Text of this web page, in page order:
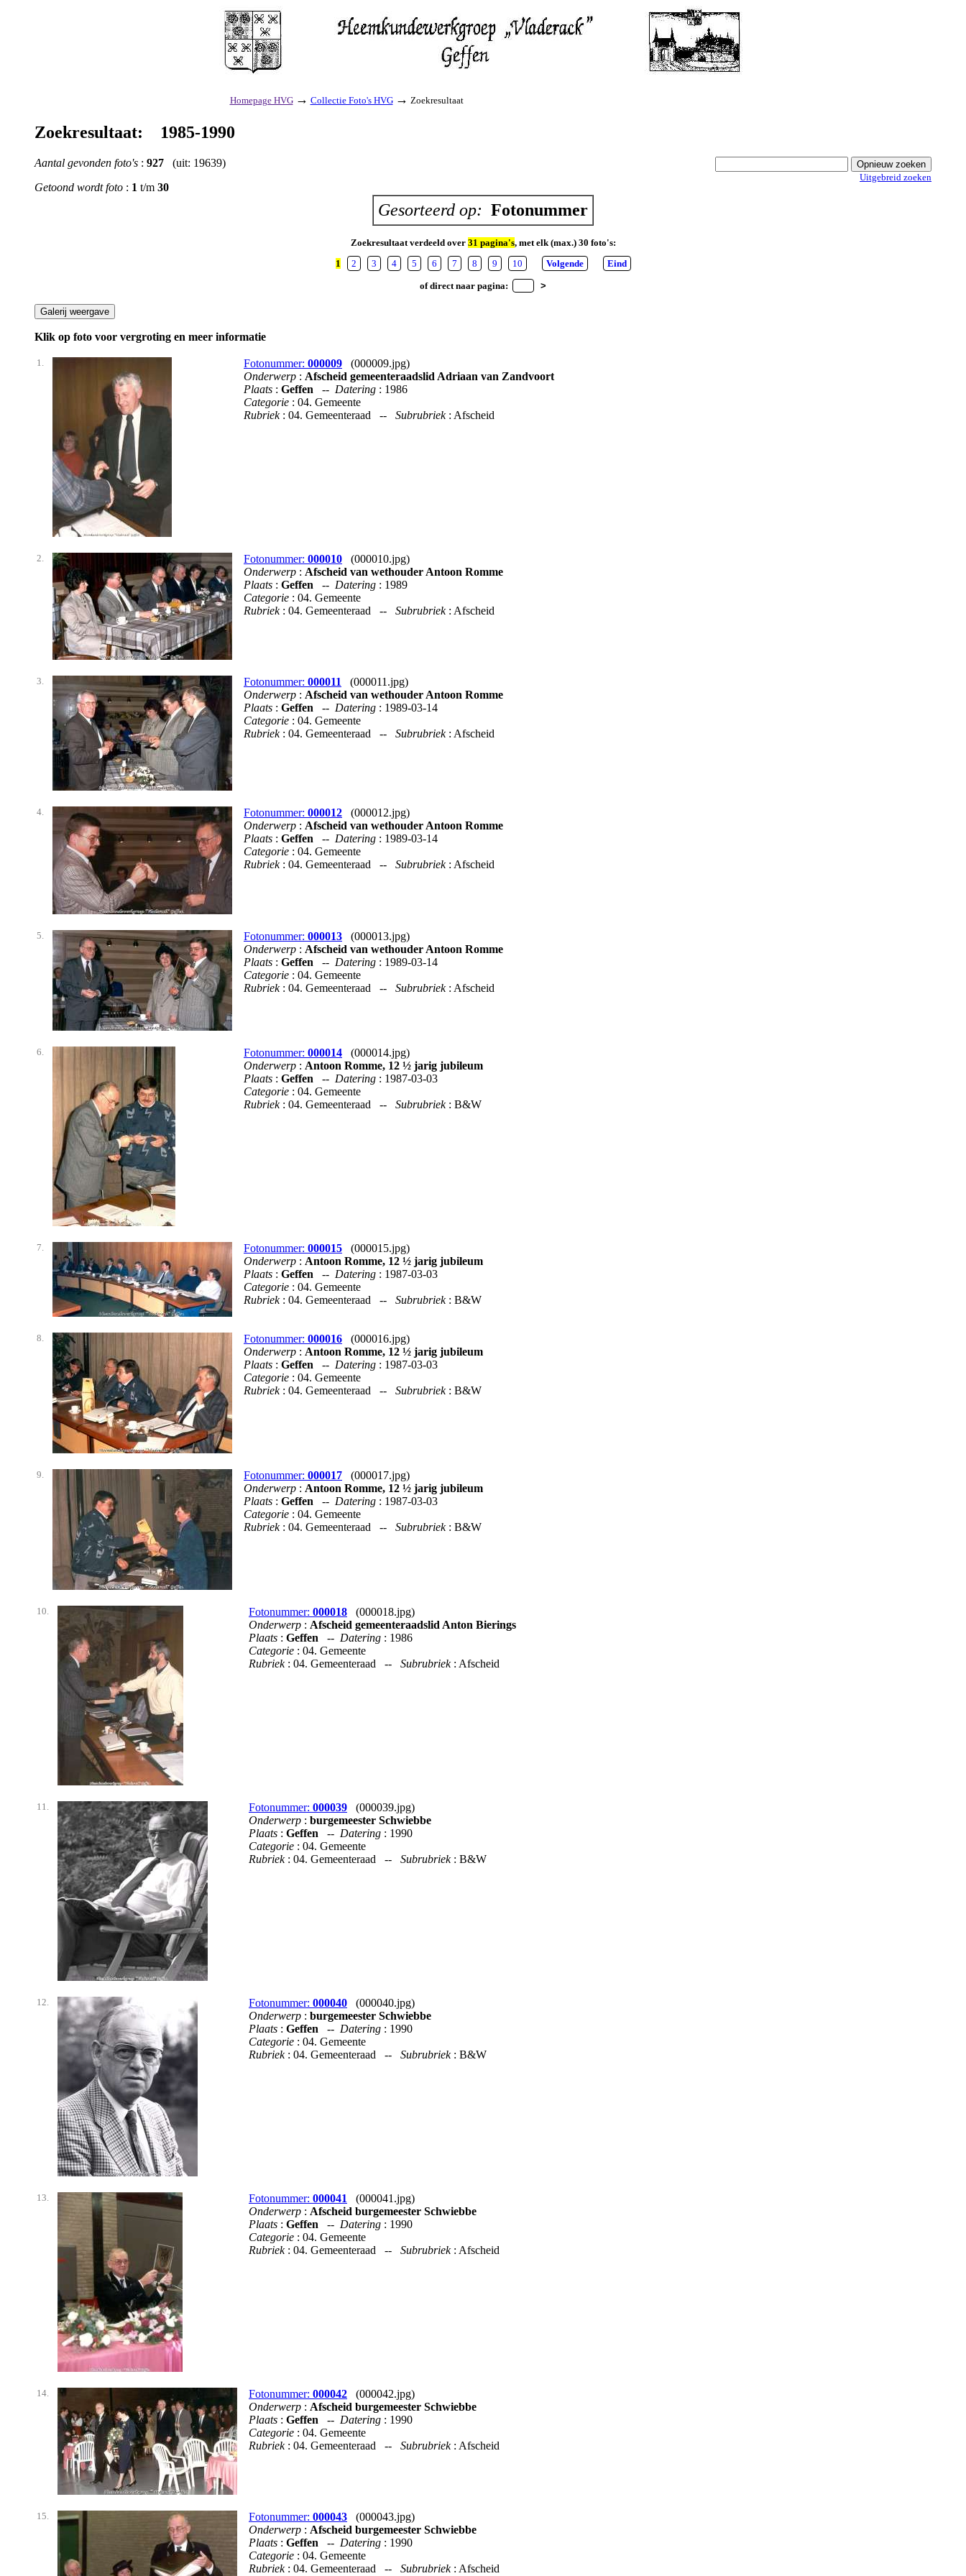
Homepage HVG → Collectie Foto's HVG → Zoekresultaat
Zoekresultaat: 1985-1990
Aantal gevonden foto's : 927 (uit: 19639)
Getoond wordt foto : 1 t/m 30
Uitgebreid zoeken
Gesorteerd op: Fotonummer
Zoekresultaat verdeeld over 31 pagina's, met elk (max.) 30 foto's:
1
2 3 4 5 6 7 8 9 10 Volgende Eind
of direct naar pagina:
Klik op foto voor vergroting en meer informatie
1. Fotonummer: 000009 (000009.jpg)
Onderwerp : Afscheid gemeenteraadslid Adriaan van Zandvoort
Plaats : Geffen -- Datering : 1986
Categorie : 04. Gemeente
Rubriek : 04. Gemeenteraad -- Subrubriek : Afscheid
2. Fotonummer: 000010 (000010.jpg)
Onderwerp : Afscheid van wethouder Antoon Romme
Plaats : Geffen -- Datering : 1989
Categorie : 04. Gemeente
Rubriek : 04. Gemeenteraad -- Subrubriek : Afscheid
3. Fotonummer: 000011
(000011.jpg)
Onderwerp : Afscheid van wethouder Antoon Romme
Plaats : Geffen -- Datering : 1989-03-14
Categorie : 04. Gemeente
Rubriek : 04. Gemeenteraad -- Subrubriek : Afscheid
4. Fotonummer: 000012 (000012.jpg)
Onderwerp : Afscheid van wethouder Antoon Romme
Plaats : Geffen -- Datering : 1989-03-14
Categorie : 04. Gemeente
Rubriek : 04. Gemeenteraad -- Subrubriek : Afscheid
5. Fotonummer: 000013 (000013.jpg)
Onderwerp : Afscheid van wethouder Antoon Romme
Plaats : Geffen -- Datering : 1989-03-14
Categorie : 04. Gemeente
Rubriek : 04. Gemeenteraad -- Subrubriek : Afscheid
6. Fotonummer: 000014 (000014.jpg)
Onderwerp : Antoon Romme, 12 ½ jarig jubileum
Plaats : Geffen -- Datering : 1987-03-03
Categorie : 04. Gemeente
Rubriek : 04. Gemeenteraad -- Subrubriek : B&W
7. Fotonummer: 000015 (000015.jpg)
Onderwerp : Antoon Romme, 12 ½ jarig jubileum
Plaats : Geffen -- Datering : 1987-03-03
Categorie : 04. Gemeente
Rubriek : 04. Gemeenteraad -- Subrubriek : B&W
8. Fotonummer: 000016 (000016.jpg)
Onderwerp : Antoon Romme, 12 ½ jarig jubileum
Plaats : Geffen -- Datering : 1987-03-03
Categorie : 04. Gemeente
Rubriek : 04. Gemeenteraad -- Subrubriek : B&W
9. Fotonummer: 000017 (000017.jpg)
Onderwerp : Antoon Romme, 12 ½ jarig jubileum
Plaats : Geffen -- Datering : 1987-03-03
Categorie : 04. Gemeente
Rubriek : 04. Gemeenteraad -- Subrubriek : B&W
10. Fotonummer: 000018 (000018.jpg)
Onderwerp : Afscheid gemeenteraadslid Anton Bierings
Plaats : Geffen -- Datering : 1986
Categorie : 04. Gemeente
Rubriek : 04. Gemeenteraad -- Subrubriek : Afscheid
11. Fotonummer: 000039 (000039.jpg)
Onderwerp : burgemeester Schwiebbe
Plaats : Geffen -- Datering : 1990
Categorie : 04. Gemeente
Rubriek : 04. Gemeenteraad -- Subrubriek : B&W
12. Fotonummer: 000040 (000040.jpg)
Onderwerp : burgemeester Schwiebbe
Plaats : Geffen -- Datering : 1990
Categorie : 04. Gemeente
Rubriek : 04. Gemeenteraad -- Subrubriek : B&W
13. Fotonummer: 000041
(000041.jpg)
Onderwerp : Afscheid burgemeester Schwiebbe
Plaats : Geffen -- Datering : 1990
Categorie : 04. Gemeente
Rubriek : 04. Gemeenteraad -- Subrubriek : Afscheid
14. Fotonummer: 000042 (000042.jpg)
Onderwerp : Afscheid burgemeester Schwiebbe
Plaats : Geffen -- Datering : 1990
Categorie : 04. Gemeente
Rubriek : 04. Gemeenteraad -- Subrubriek : Afscheid
15. Fotonummer: 000043 (000043.jpg)
Onderwerp : Afscheid burgemeester Schwiebbe
Plaats : Geffen -- Datering : 1990
Categorie : 04. Gemeente
Rubriek : 04. Gemeenteraad -- Subrubriek : Afscheid